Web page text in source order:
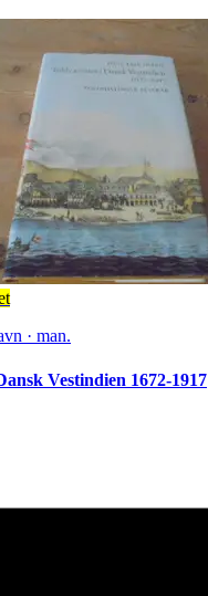
· man.
Vestindien 1672-1917